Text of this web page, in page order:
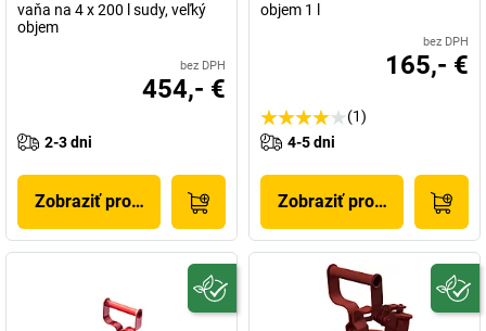
vaňa na 4 x 200 l sudy, veľký
objem
bez DPH
454,- €
2-3 dni
Zobraziť produkt
objem 1 l
bez DPH
165,- €
(1)
4-5 dni
Zobraziť produkt